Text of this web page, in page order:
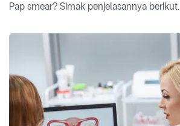
Pap smear? Simak penjelasannya berikut.